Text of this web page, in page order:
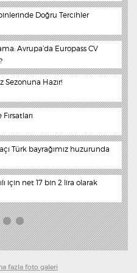
Doğru Tercihler
Avrupa’da Europass CV
Sezonuna Hazır!
Türk bayrağımız huzurunda
için net 17 bin 2 lira olarak
olacak!
darbe 'Nevruz'dan
Uyanmaz Bakın Ne Yaptı?
çark etti!
bir şey olmayacak"
fazla foto galeri